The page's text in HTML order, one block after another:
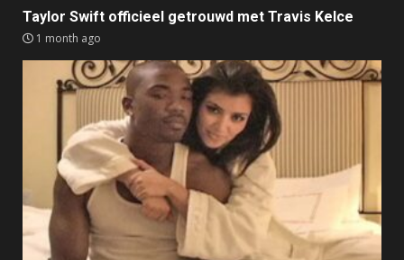
Taylor Swift officieel getrouwd met Travis Kelce
1 month ago